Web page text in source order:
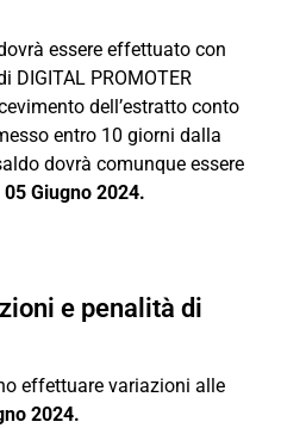
essere effettuato con
DIGITAL PROMOTER
dell’estratto conto
entro 10 giorni dalla
dovrà comunque essere
Giugno 2024.
e penalità di
effettuare variazioni alle
2024.